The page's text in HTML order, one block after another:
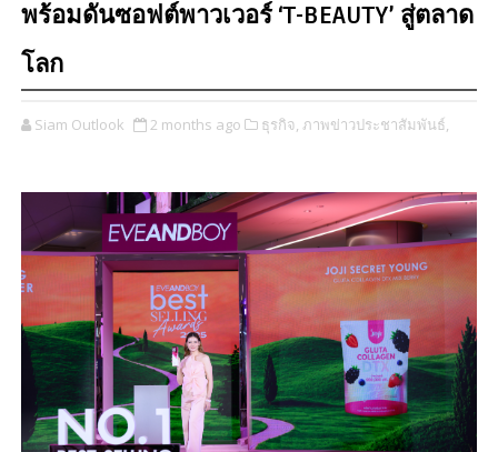
พร้อมดันซอฟต์พาวเวอร์ ‘T-BEAUTY’ สู่ตลาด
โลก
Siam Outlook 2 months ago ธุรกิจ, ภาพข่าวประชาสัมพันธ์,